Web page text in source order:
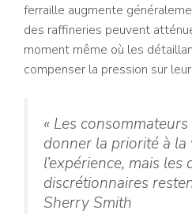
ferraille augmente
des raffineries peuvent
moment même où les
compenser la pression sur
« Les
donner la priorité à la
l’expérience, mais les
discrétionnaires
Sherry Smith